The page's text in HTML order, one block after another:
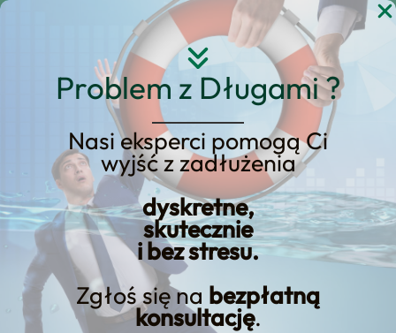
Problem z Długami ?
Nasi eksperci pomogą Ci
wyjść z zadłużenia
dyskretne,
skutecznie
i bez stresu.
Zgłoś się na bezpłatną
konsultację.
Przejdź
upadłość konsumencka
cena dla studentów